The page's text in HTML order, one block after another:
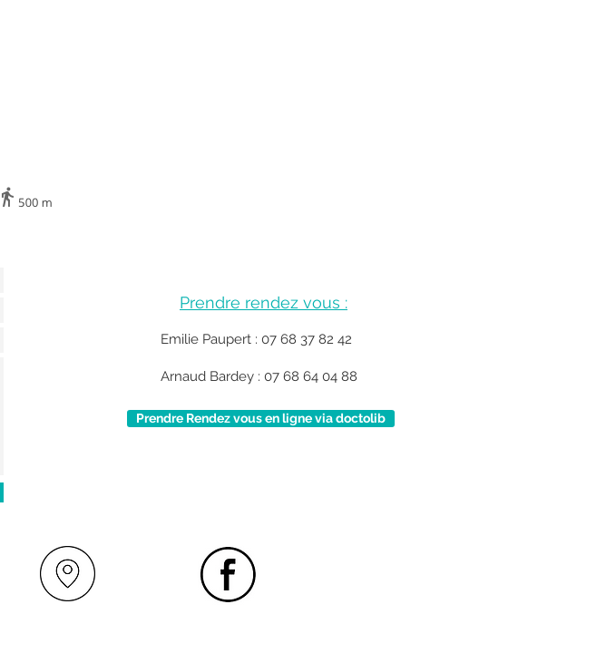
Prendre rendez vous :
Emilie Paupert : 07 68 37 82 42
Arnaud Bardey : 07 68 64 04 88
Prendre Rendez vous en ligne via doctolib